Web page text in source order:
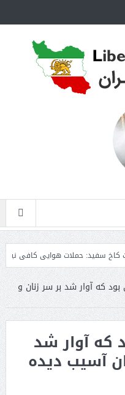
سفید: حملات هوایی کافی نیست
که آوار شد بر سر زنان و
که آوار شد
آسیب دیده